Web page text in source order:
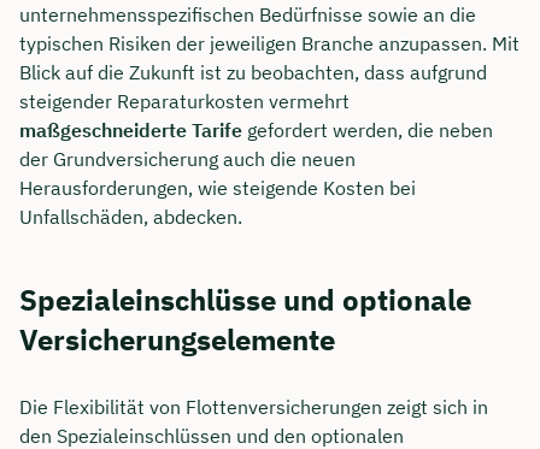
unternehmensspezifischen Bedürfnisse sowie an die
typischen Risiken der jeweiligen Branche anzupassen. Mit
Blick auf die Zukunft ist zu beobachten, dass aufgrund
steigender Reparaturkosten vermehrt
maßgeschneiderte Tarife gefordert werden, die neben
der Grundversicherung auch die neuen
Herausforderungen, wie steigende Kosten bei
Unfallschäden, abdecken.
Spezialeinschlüsse und optionale
Versicherungselemente
Die Flexibilität von Flottenversicherungen zeigt sich in
den Spezialeinschlüssen und den optionalen